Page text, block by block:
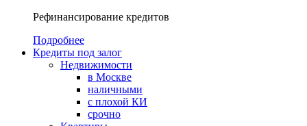
Рефинансирование кредитов
Подробнее
Кредиты под залог
Недвижимости
в Москве
наличными
с плохой КИ
срочно